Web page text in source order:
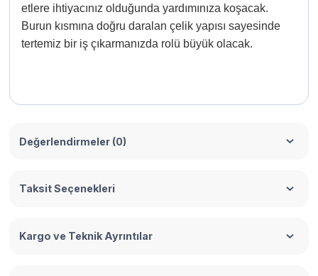
etlere ihtiyacınız olduğunda yardımınıza koşacak.
Burun kısmına doğru daralan çelik yapısı sayesinde
tertemiz bir iş çıkarmanızda rolü büyük olacak.
Değerlendirmeler (0)
Taksit Seçenekleri
Kargo ve Teknik Ayrıntılar